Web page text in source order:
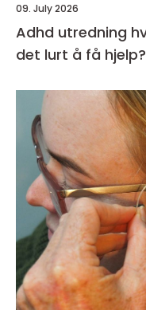
09. July 2026
Adhd utredning hva innebærer det, og når er
det lurt å få hjelp?